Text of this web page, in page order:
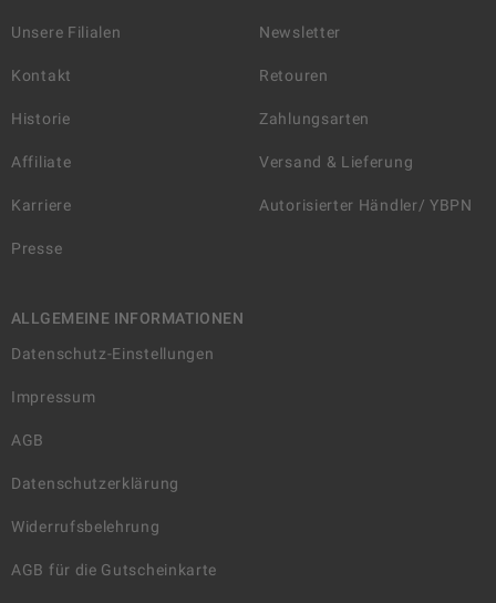
Unsere Filialen
Kontakt
Historie
Affiliate
Karriere
Presse
Newsletter
Retouren
Zahlungsarten
Versand & Lieferung
Autorisierter Händler/ YBPN
ALLGEMEINE INFORMATIONEN
Datenschutz-Einstellungen
Impressum
AGB
Datenschutzerklärung
Widerrufsbelehrung
AGB für die Gutscheinkarte